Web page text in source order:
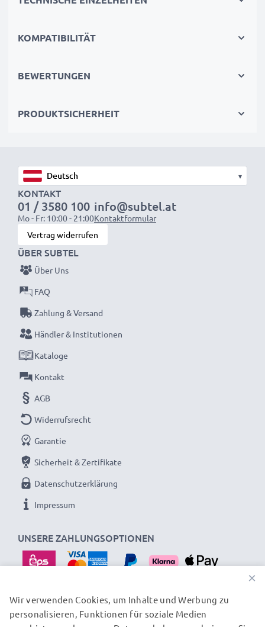
unterzogen und entsprechen den höchsten EU-
Die umweltfreundliche Alternative
ökologischen Fußabdruck durch Recycling und
Entscheiden Sie sich für CELLONIC und machen Sie
keine Abstriche bei der Qualität!
KOMPATIBILITÄT
BEWERTUNGEN
PRODUKTSICHERHEIT
▾
KONTAKT
01 / 3580 100
Mo - Fr: 10:00 - 21:00
info@subtel.at
Kontaktformular
Vertrag widerrufen
UNSERE ZAHLUNGSOPTIONEN
ÜBER SUBTEL
Über Uns
FAQ
Zahlung & Versand
Händler & Institutionen
Kataloge
Kontakt
AGB
Widerrufsrecht
Garantie
Sicherheit & Zertifikate
Datenschutzerklärung
Impressum
UNSERE VERSANDPARTNER
×
Wir verwenden Cookies, um Inhalte und Werbung zu
personalisieren, Funktionen für soziale Medien